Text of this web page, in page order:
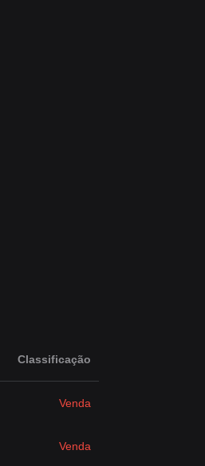
Classificação
Venda
Venda